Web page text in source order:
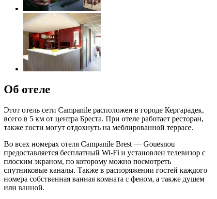
Об отеле
Этот отель сети Campanile расположен в городе Кергарадек,
всего в 5 км от центра Бреста. При отеле работает ресторан,
также гости могут отдохнуть на меблированной террасе.
Во всех номерах отеля Campanile Brest — Gouesnou
предоставляется бесплатный Wi-Fi и установлен телевизор с
плоским экраном, по которому можно посмотреть
спутниковые каналы. Также в распоряжении гостей каждого
номера собственная ванная комната с феном, а также душем
или ванной.